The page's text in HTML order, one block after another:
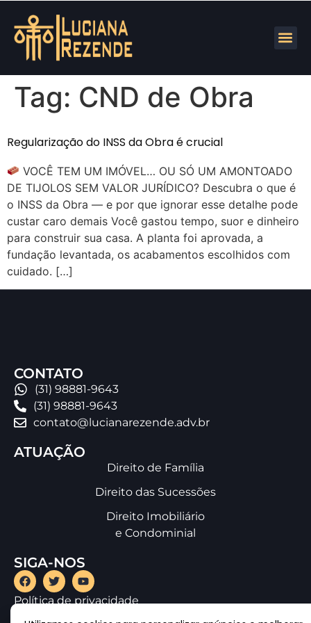
Tag: CND de Obra
Regularização do INSS da Obra é crucial
VOCÊ TEM UM IMÓVEL… OU SÓ UM AMONTOADO
DE TIJOLOS SEM VALOR JURÍDICO? Descubra o que é
o INSS da Obra — e por que ignorar esse detalhe pode
custar caro demais Você gastou tempo, suor e dinheiro
para construir sua casa. A planta foi aprovada, a
fundação levantada, os acabamentos escolhidos com
cuidado. […]
CONTATO
(31) 98881-9643
(31) 98881-9643
contato@lucianarezende.adv.br
ATUAÇÃO
Direito de Família
Direito das Sucessões
Direito Imobiliário
e Condominial
SIGA-NOS
Política de privacidade